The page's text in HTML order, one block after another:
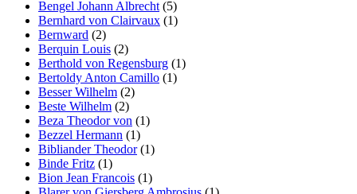
Bengel Johann Albrecht (5)
Bernhard von Clairvaux (1)
Bernward (2)
Berquin Louis (2)
Berthold von Regensburg (1)
Bertoldy Anton Camillo (1)
Besser Wilhelm (2)
Beste Wilhelm (2)
Beza Theodor von (1)
Bezzel Hermann (1)
Bibliander Theodor(1)
Binde Fritz (1)
Bion Jean Francois (1)